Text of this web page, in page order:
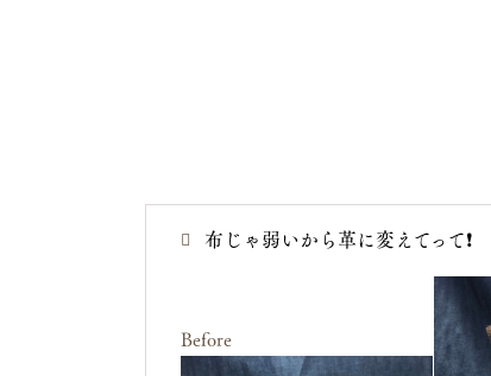
布じゃ弱いから革に変えてって❗️
Before